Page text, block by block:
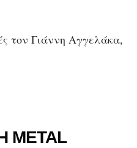
τον Γιάννη Αγγελάκα,
METAL